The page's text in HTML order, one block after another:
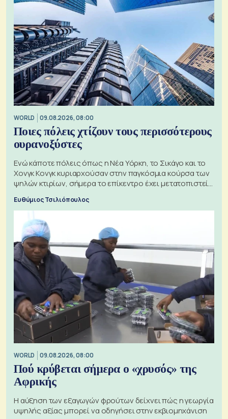
WORLD 09.08.2026, 08:00
Ποιες πόλεις χτίζουν τους περισσότερους
ουρανοξύστες
Ενώ κάποτε πόλεις όπως η Νέα Υόρκη, το Σικάγο και το
Χονγκ Κονγκ κυριαρχούσαν στην παγκόσμια κούρσα των
ψηλών κτιρίων, σήμερα το επίκεντρο έχει μετατοπιστεί
Ευθύμιος Τσιλιόπουλος
WORLD 09.08.2026, 08:00
Πού κρύβεται σήμερα ο «χρυσός» της
Αφρικής
Η αύξηση των εξαγωγών φρούτων δείχνει πώς η γεωργία
υψηλής αξίας μπορεί να οδηγήσει στην εκβιομηχάνιση